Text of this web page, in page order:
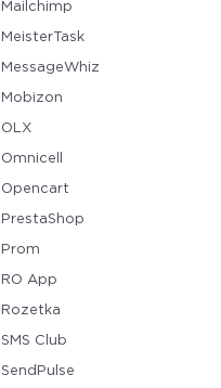
Mailchimp
MeisterTask
MessageWhiz
Mobizon
OLX
Omnicell
Opencart
PrestaShop
Prom
RO App
Rozetka
SMS Club
SendPulse